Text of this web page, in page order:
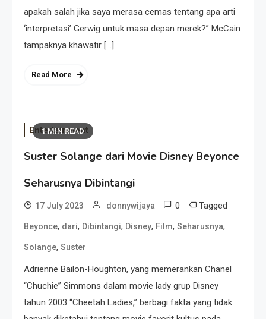
apakah salah jika saya merasa cemas tentang apa arti
‘interpretasi’ Gerwig untuk masa depan merek?” McCain
tampaknya khawatir […]
Read More
1 MIN READ
Entertainment
Suster Solange dari Movie Disney Beyonce
Seharusnya Dibintangi
17 July 2023 donnywijaya 0 Tagged
Beyonce, dari, Dibintangi, Disney, Film, Seharusnya,
Solange, Suster
Adrienne Bailon-Houghton, yang memerankan Chanel
“Chuchie” Simmons dalam movie lady grup Disney
tahun 2003 “Cheetah Ladies,” berbagi fakta yang tidak